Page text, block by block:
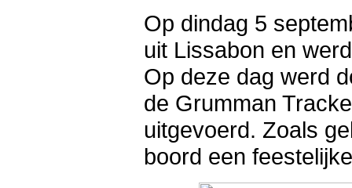
Op dindag 5
uit Lissabon en
Op deze dag werd
de Grumman
uitgevoerd. Zoals
boord een